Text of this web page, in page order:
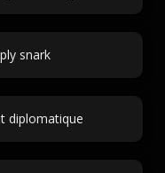
snark
diplomatique